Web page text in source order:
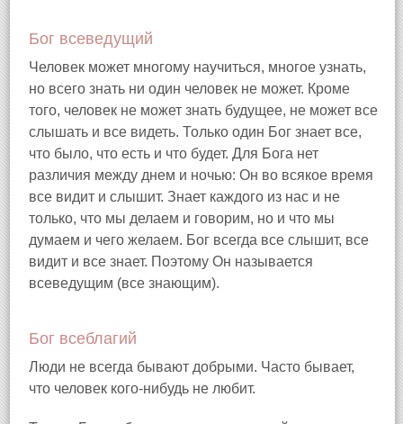
Бог всеведущий
Человек может многому научиться, многое узнать,
но всего знать ни один человек не может. Кроме
того, человек не может знать будущее, не может все
слышать и все видеть. Только один Бог знает все,
что было, что есть и что будет. Для Бога нет
различия между днем и ночью: Он во всякое время
все видит и слышит. Знает каждого из нас и не
только, что мы делаем и говорим, но и что мы
думаем и чего желаем. Бог всегда все слышит, все
видит и все знает. Поэтому Он называется
всеведущим (все знающим).
Бог всеблагий
Люди не всегда бывают добрыми. Часто бывает,
что человек кого-нибудь не любит.